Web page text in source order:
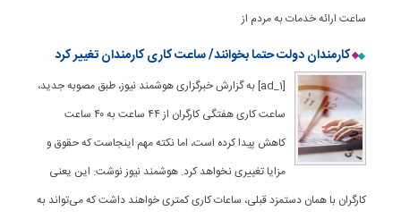
ساعت ارائه خدمات به مردم از
کارمندان دولت حتما بخوانند/ ساعت کاری کارمندان تغییر کرد
[ad_1] به گزارش خبرگزاری هوشمند نیوز، طبق مصوبه جدید،
ساعت کاری هفتگی کارگران از ۴۴ ساعت به ۴۰ ساعت
کاهش پیدا کرده است، اما نکته مهم اینجاست که حقوق و
مزایا تغییری نخواهد کرد. هوشمند نیوز نوشت: این یعنی
کارگران با همان دستمزد قبلی، ساعات کاری کمتری خواهند داشت که می‌تواند به